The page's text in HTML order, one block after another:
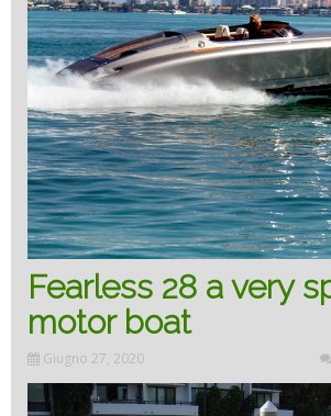
Fearless 28 a very
motor boat
Giugno 27, 2020